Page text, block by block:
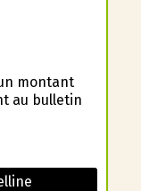
montant
au bulletin